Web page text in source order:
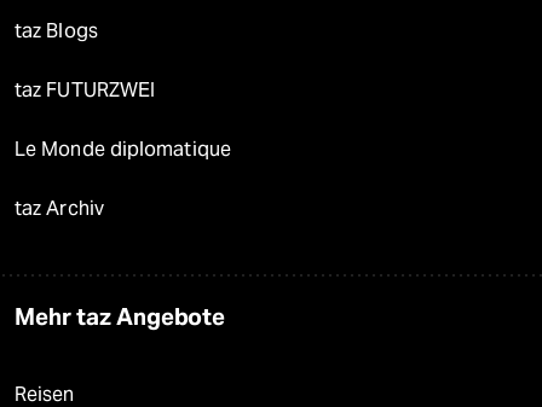
taz Blogs
taz FUTURZWEI
Le Monde diplomatique
taz Archiv
Mehr taz Angebote
Reisen